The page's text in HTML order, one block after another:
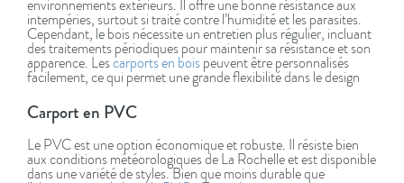
environnements extérieurs. Il offre une bonne résistance aux
intempéries, surtout si traité contre l’humidité et les parasites.
Cependant, le bois nécessite un entretien plus régulier, incluant
des traitements périodiques pour maintenir sa résistance et son
apparence. Lescarports en bois peuvent être personnalisés
facilement, ce qui permet une grande flexibilité dans le design
Carport en PVC
Le PVC est une option économique et robuste. Il résiste bien
aux conditions météorologiques de La Rochelle et est disponible
dans une variété de styles. Bien que moins durable que